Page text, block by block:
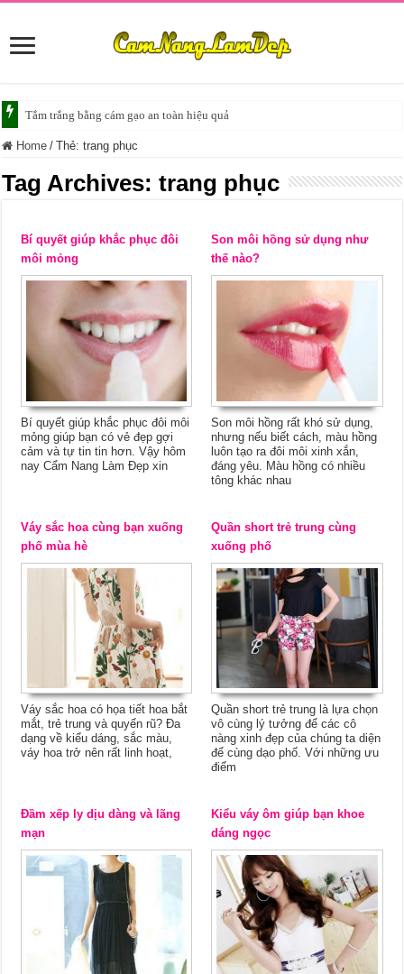
Tắm trắng bằng cám gạo an toàn hiệu quả
Home / Thẻ:trang phục
Tag Archives:trang phục
Bí quyết giúp khắc phục đôi
môi mỏng
Bí quyết giúp khắc phục đôi môi
mỏng giúp bạn có vẻ đẹp gợi
cảm và tự tin tin hơn. Vậy hôm
nay Cẩm Nang Làm Đẹp xin
Son môi hồng sử dụng như
thế nào?
Son môi hồng rất khó sử dụng,
nhưng nếu biết cách, màu hồng
luôn tạo ra đôi môi xinh xắn,
đáng yêu. Màu hồng có nhiều
tông khác nhau
Váy sắc hoa cùng bạn xuống
phố mùa hè
Váy sắc hoa có họa tiết hoa bắt
mắt, trẻ trung và quyến rũ? Đa
dạng về kiểu dáng, sắc màu,
váy hoa trở nên rất linh hoạt,
Quần short trẻ trung cùng
xuống phố
Quần short trẻ trung là lựa chọn
vô cùng lý tưởng để các cô
nàng xinh đẹp của chúng ta diện
để cùng dạo phố. Với những ưu
điểm
Đầm xếp ly dịu dàng và lãng
mạn
Kiểu váy ôm giúp bạn khoe
dáng ngọc